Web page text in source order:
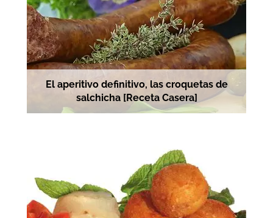
El aperitivo definitivo, las croquetas de
salchicha [Receta Casera]